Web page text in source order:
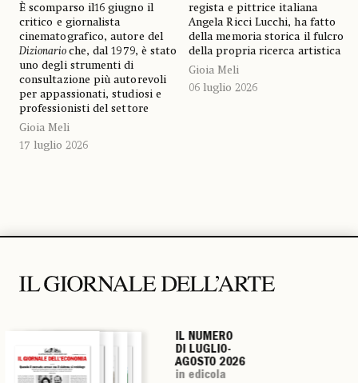
È scomparso il16 giugno il
critico e giornalista
cinematografico, autore del
Dizionario che, dal 1979, è stato
uno degli strumenti di
consultazione più autorevoli
per appassionati, studiosi e
professionisti del settore
Gioia Meli
17 luglio 2026
regista e pittrice italiana
Angela Ricci Lucchi, ha fatto
della memoria storica il fulcro
della propria ricerca artistica
Gioia Meli
06 luglio 2026
IL NUMERO
DI LUGLIO-
AGOSTO 2026
in edicola
IL NUMERO
DI LUGLIO-
AGOSTO 2026
in edicola
IL NUMERO
DI LUGLIO-
AGOSTO 2026
in edicola
IL NUMERO
DI LUGLIO-
AGOSTO 2026
in edicola